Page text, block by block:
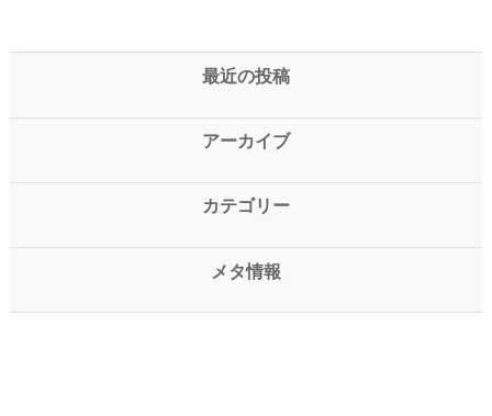
最近の投稿
アーカイブ
カテゴリー
メタ情報